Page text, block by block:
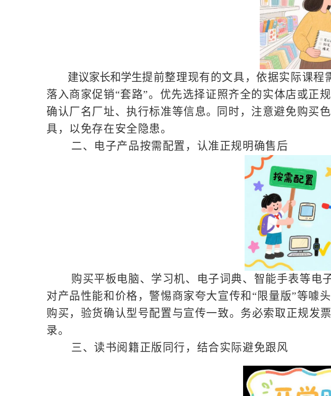
建议家长和学生提前整理现有的文具，依据实际课程
落入商家促销“套路”。优先选择证照齐全的实体店或正
确认厂名厂址、执行标准等信息。
同时，注意避免购买
具，以免存在安全隐患。
二、电子产品按需配置，认准正规明确售后
购买平板电脑、学习机、电子词典、智能手表等电
对产品性能和价格，警惕商家夸大宣传和“限量版”等噱
购买，验货确认型号配置与宣传一致。务必索取正规发
录。
三、读书阅籍正版同行，结合实际避免跟风